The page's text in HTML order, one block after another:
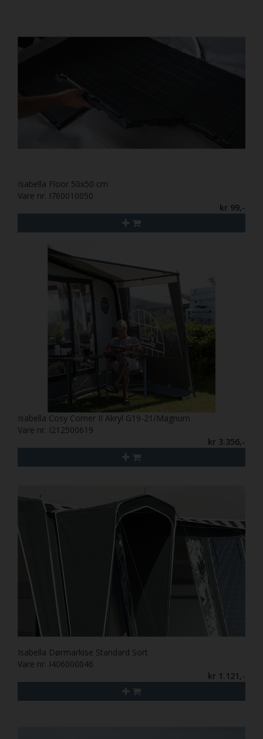
Isabella Floor 50x50 cm
Vare nr. I760010050
kr 99,-
Isabella Cosy Corner II Akryl G19-21/Magnum
Vare nr. I212500619
kr 3.356,-
Isabella Dørmarkise Standard Sort
Vare nr. I406000046
kr 1.121,-